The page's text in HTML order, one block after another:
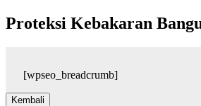
Proteksi Kebakaran
[wpseo_breadcrumb]